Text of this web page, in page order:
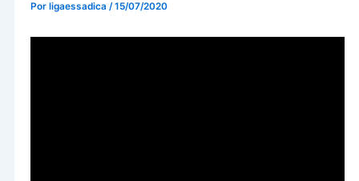
Por ligaessadica /15/07/2020